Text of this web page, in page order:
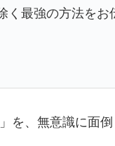
く最強の方法をお
を、無意識に面